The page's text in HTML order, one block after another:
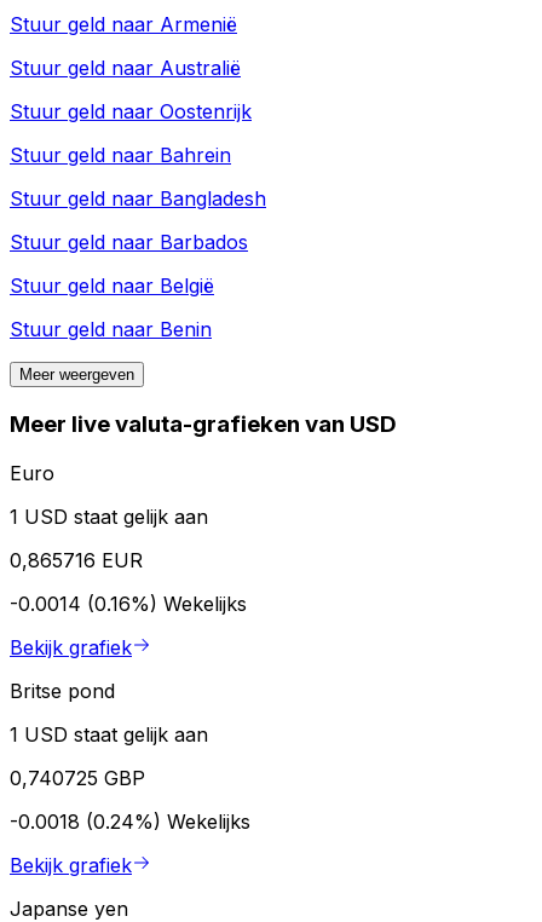
Stuur geld naar Armenië
Stuur geld naar Australië
Stuur geld naar Oostenrijk
Stuur geld naar Bahrein
Stuur geld naar Bangladesh
Stuur geld naar Barbados
Stuur geld naar België
Stuur geld naar Benin
Meer weergeven
Meer live valuta-grafieken van USD
Euro
1 USD staat gelijk aan
0,865716 EUR
-0.0014 (0.16%) Wekelijks
Bekijk grafiek
Britse pond
1 USD staat gelijk aan
0,740725 GBP
-0.0018 (0.24%) Wekelijks
Bekijk grafiek
Japanse yen